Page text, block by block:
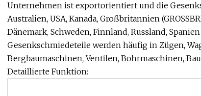
Unternehmen ist exportorientiert und die
Australien, USA, Kanada, Großbritannien
Dänemark, Schweden, Finnland, Russland,
Gesenkschmiedeteile werden häufig in Zügen,
Bergbaumaschinen, Ventilen, Bohrmaschinen,
Detaillierte Funktion: